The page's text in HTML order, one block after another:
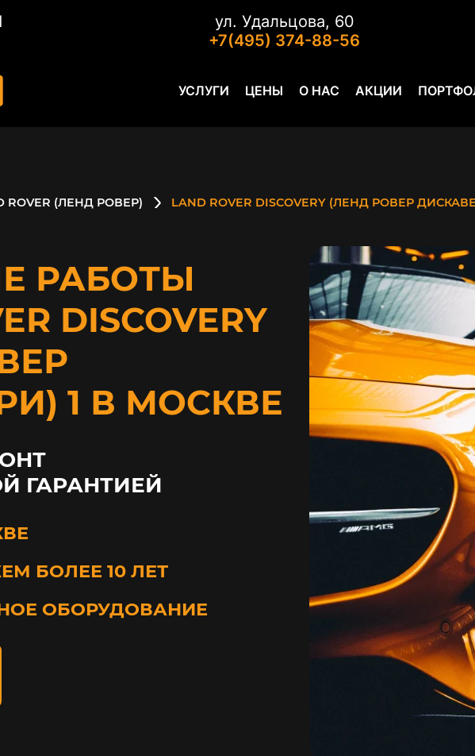
ул. Удальцова, 60
+7(495) 374-88-56
УСЛУГИ ЦЕНЫ О НАС АКЦИИ
ROVER (ЛЕНД РОВЕР) LAND ROVER DISCOVERY (ЛЕНД РОВЕР
РАБОТЫ
DISCOVERY
1 В МОСКВЕ
ГАРАНТИЕЙ
БОЛЕЕ 10 ЛЕТ
ОБОРУДОВАНИЕ